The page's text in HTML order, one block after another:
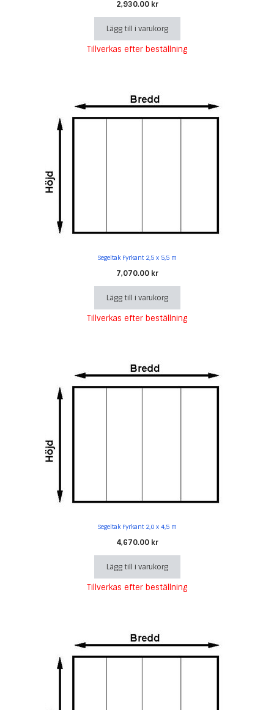
2,930.00 kr
Lägg till i varukorg
Tillverkas efter beställning
Segeltak Fyrkant 2,5 x 5,5 m
7,070.00 kr
Lägg till i varukorg
Tillverkas efter beställning
Segeltak Fyrkant 2,0 x 4,5 m
4,670.00 kr
Lägg till i varukorg
Tillverkas efter beställning